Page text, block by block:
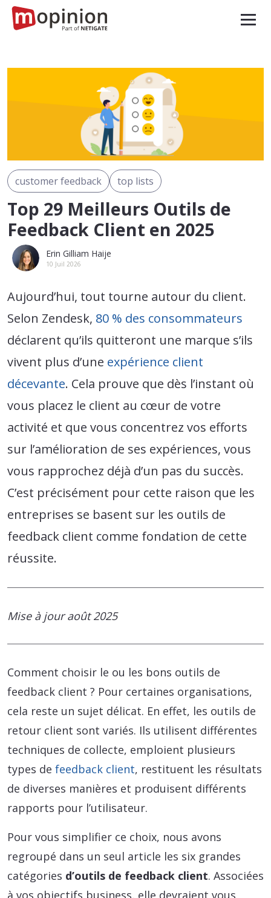
customer feedback top lists
Top 29 Meilleurs Outils de
Feedback Client en 2025
Erin Gilliam Haije
10 Juil 2026
Aujourd’hui, tout tourne autour du client.
Selon Zendesk, 80 % des consommateurs
déclarent qu’ils quitteront une marque s’ils
vivent plus d’une expérience client
décevante. Cela prouve que dès l’instant où
vous placez le client au cœur de votre
activité et que vous concentrez vos efforts
sur l’amélioration de ses expériences, vous
vous rapprochez déjà d’un pas du succès.
C’est précisément pour cette raison que les
entreprises se basent sur les outils de
feedback client comme fondation de cette
réussite.
Mise à jour août 2025
Comment choisir le ou les bons outils de
feedback client ? Pour certaines organisations,
cela reste un sujet délicat. En effet, les outils de
retour client sont variés. Ils utilisent différentes
techniques de collecte, emploient plusieurs
types de feedback client, restituent les résultats
de diverses manières et produisent différents
rapports pour l’utilisateur.
Pour vous simplifier ce choix, nous avons
regroupé dans un seul article les six grandes
catégories d’outils de feedback client. Associées